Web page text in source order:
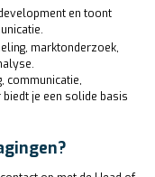
en toont
marktonderzoek,
communicatie,
je een solide basis